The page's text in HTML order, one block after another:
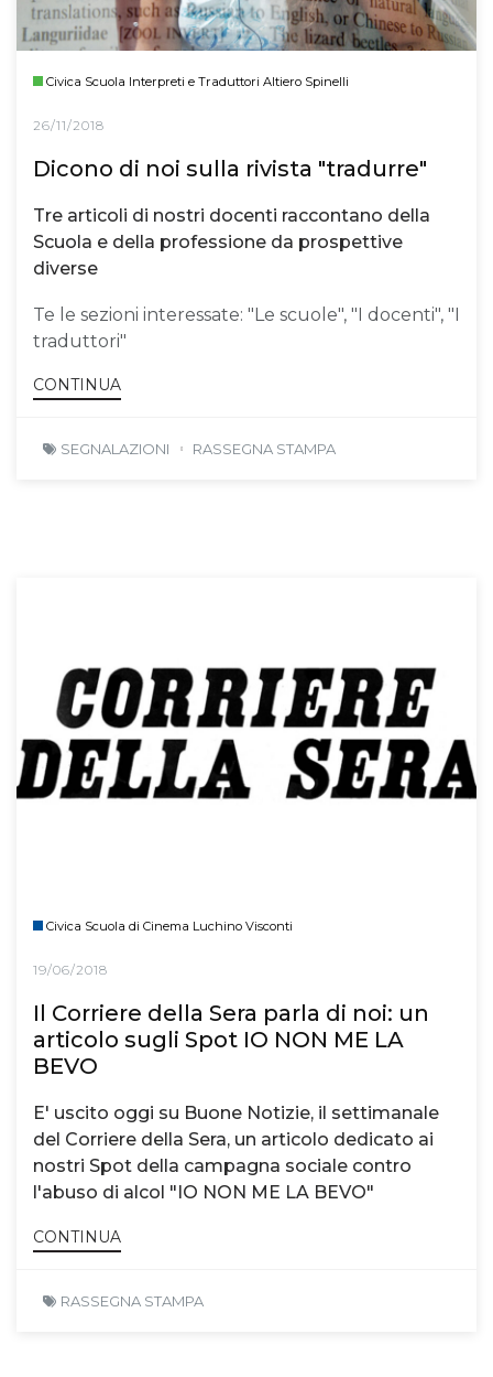
Civica Scuola Interpreti e Traduttori Altiero Spinelli
26/11/2018
Dicono di noi sulla rivista "tradurre"
Tre articoli di nostri docenti raccontano della
Scuola e della professione da prospettive
diverse
Te le sezioni interessate: "Le scuole", "I docenti", "I
traduttori"
CONTINUA
SEGNALAZIONI RASSEGNA STAMPA
Civica Scuola di Cinema Luchino Visconti
19/06/2018
Il Corriere della Sera parla di noi: un
articolo sugli Spot IO NON ME LA
BEVO
E' uscito oggi su Buone Notizie, il settimanale
del Corriere della Sera, un articolo dedicato ai
nostri Spot della campagna sociale contro
l'abuso di alcol "IO NON ME LA BEVO"
CONTINUA
RASSEGNA STAMPA